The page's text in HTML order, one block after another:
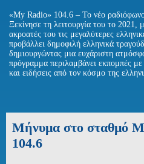
«My Radio» 104.6 – Το νέο
Ξεκίνησε τη λειτουργία του το 2021,
ακροατές του τις μεγαλύτερες
προβάλλει δημοφιλή ελληνικά
δημιουργώντας μια ευχάριστη
πρόγραμμα περιλαμβάνει εκπομπές
και ειδήσεις από τον κόσμο της
Μήνυμα στο σταθμό
104.6